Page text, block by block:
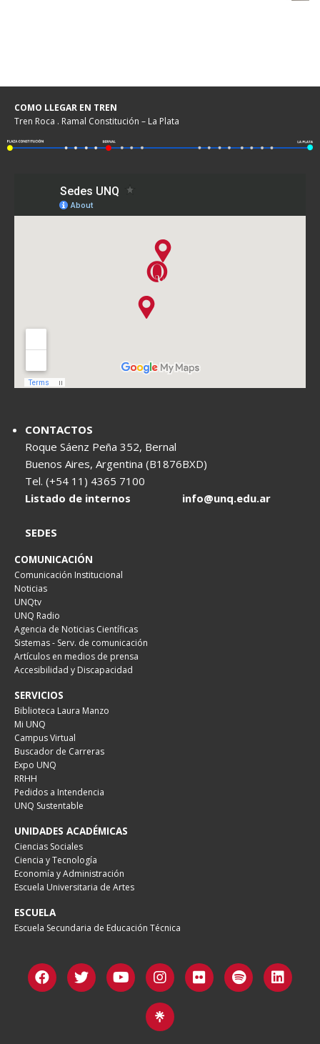
COMO LLEGAR EN TREN
Tren Roca . Ramal Constitución – La Plata
CONTACTOS
Roque Sáenz Peña 352, Bernal
Buenos Aires, Argentina (B1876BXD)
Tel. (+54 11) 4365 7100
Listado de internos
info@unq.edu.ar
SEDES
COMUNICACIÓN
Comunicación Institucional
Noticias
UNQtv
UNQ Radio
Agencia de Noticias Científicas
Sistemas - Serv. de comunicación
Artículos en medios de prensa
Accesibilidad y Discapacidad
SERVICIOS
Biblioteca Laura Manzo
Mi UNQ
Campus Virtual
Buscador de Carreras
Expo UNQ
RRHH
Pedidos a Intendencia
UNQ Sustentable
UNIDADES ACADÉMICAS
Ciencias Sociales
Ciencia y Tecnología
Economía y Administración
Escuela Universitaria de Artes
ESCUELA
Escuela Secundaria de Educación Técnica